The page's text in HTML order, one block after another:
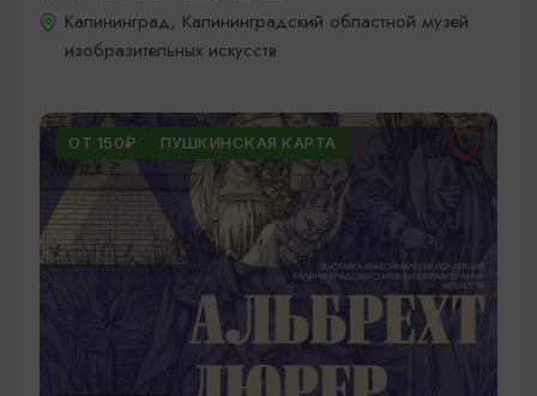
Калининград, Калининградский областной музей
изобразительных искусств
ОТ 150₽ ПУШКИНСКАЯ КАРТА